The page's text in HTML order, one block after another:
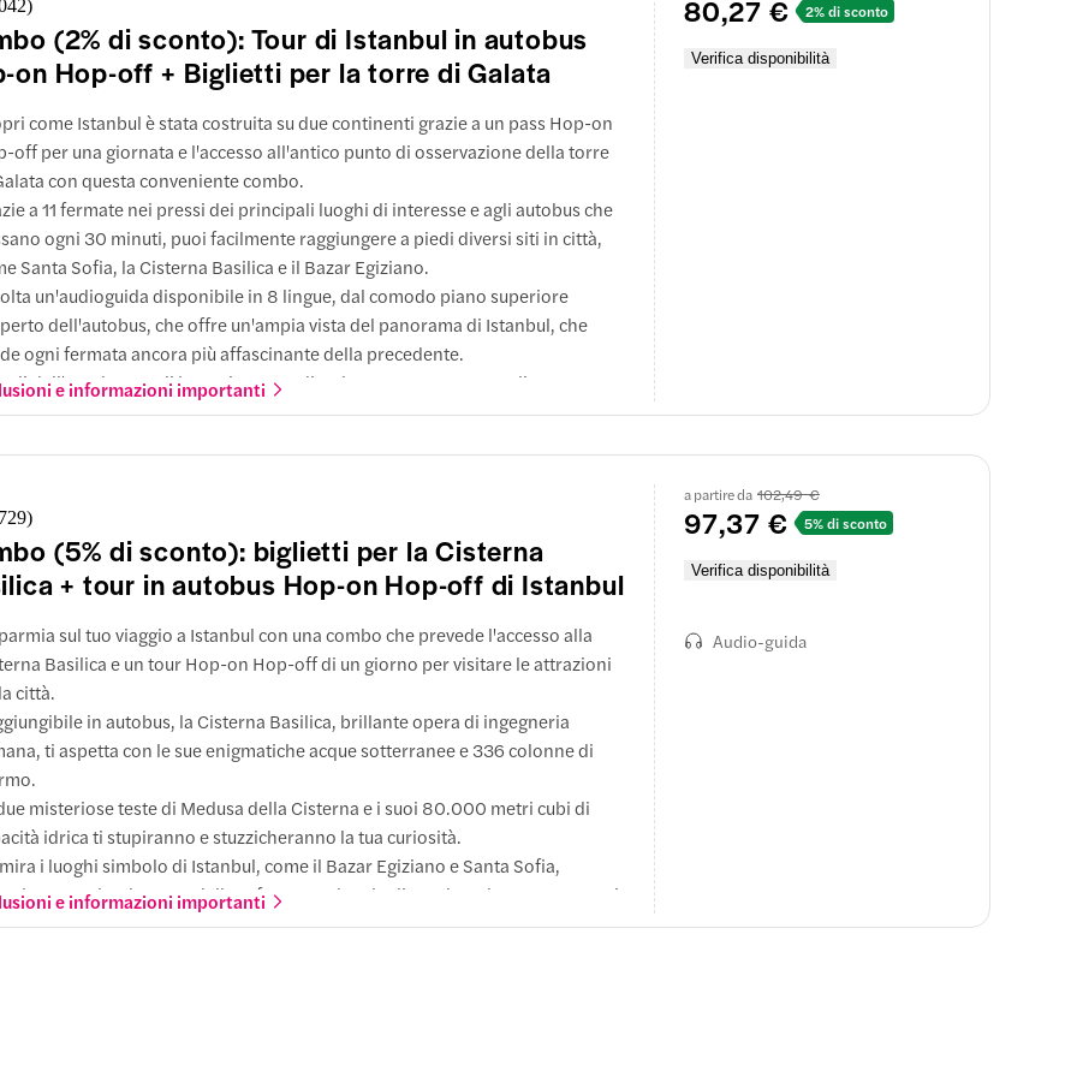
a piedi
Navale
arrivare
Navale
di Yıldız
di Beylerbeyi
arrivare
di Beylerbeyi
a piedi
di Çamlıca
a piedi
Beşiktaş
arrivare
a piedi
di Khayr al-Dīn Barbarossa
a piedi
Taksim
arrivare
Taksim
a piedi
Sultanahmet
arrivare
arrivare
e Fener
arrivare
di Eyup Sultan
arrivare
di Pierre Loti
arrivare
)
(2% di sconto): Tour di Istanbul in autobus
on Hop-off + Biglietti per la torre di Galata
80,27 € 2% di sconto
Verifica disponibilità
come Istanbul è stata costruita su due continenti grazie a un pass Hop-on
off per una giornata e l'accesso all'antico punto di osservazione della torre
con questa conveniente combo.
a 11 fermate nei pressi dei principali luoghi di interesse e agli autobus che
ogni 30 minuti, puoi facilmente raggiungere a piedi diversi siti in città,
Santa Sofia, la Cisterna Basilica e il Bazar Egiziano.
un'audioguida disponibile in 8 lingue, dal comodo piano superiore
dell'autobus, che offre un'ampia vista del panorama di Istanbul, che
ogni fermata ancora più affascinante della precedente.
dall'autobus e sali la storica torre di Galata, un tempo punto di
e oggi museo con mostre a rotazione sulla storia della Turchia.
e informazioni importanti
)
(5% di sconto): biglietti per la Cisterna
+ tour in autobus Hop-on Hop-off di Istanbul
a partire da 102,49 €
97,37 € 5% di sconto
Verifica disponibilità
Audio-guida
sul tuo viaggio a Istanbul con una combo che prevede l'accesso alla
Basilica e un tour Hop-on Hop-off di un giorno per visitare le attrazioni
città.
in autobus, la Cisterna Basilica, brillante opera di ingegneria
ti aspetta con le sue enigmatiche acque sotterranee e 336 colonne di
misteriose teste di Medusa della Cisterna e i suoi 80.000 metri cubi di
idrica ti stupiranno e stuzzicheranno la tua curiosità.
i luoghi simbolo di Istanbul, come il Bazar Egiziano e Santa Sofia,
e scendendo a una delle 11 fermate a bordo di autobus che passano ogni
e informazioni importanti